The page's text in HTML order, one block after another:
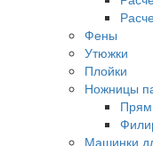
Фены
Утюжки
Плойки
Ножницы
Машинки